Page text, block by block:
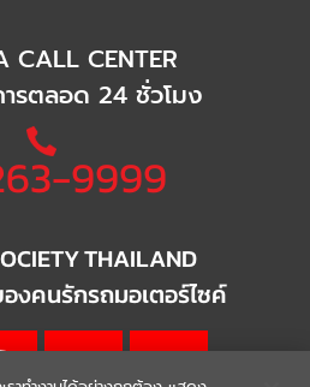
CALL CENTER
รตลอด 24 ชั่วโมง
9999
THAILAND
งคนรักรถมอเตอร์ไซค์